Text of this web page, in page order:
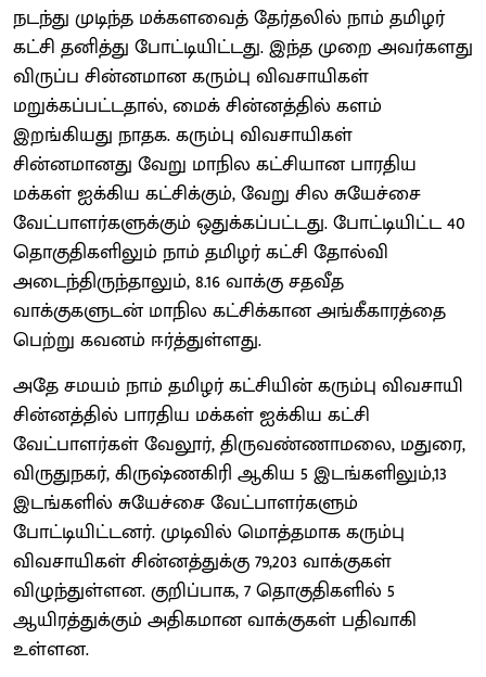
நடந்து முடிந்த மக்களவைத் தேர்தலில் நாம் தமிழர்
கட்சி தனித்து போட்டியிட்டது. இந்த முறை அவர்களது
விருப்ப சின்னமான கரும்பு விவசாயிகள்
மறுக்கப்பட்டதால், மைக் சின்னத்தில் களம்
இறங்கியது நாதக. கரும்பு விவசாயிகள்
சின்னமானது வேறு மாநில கட்சியான பாரதிய
மக்கள் ஐக்கிய கட்சிக்கும், வேறு சில சுயேச்சை
வேட்பாளர்களுக்கும் ஒதுக்கப்பட்டது. போட்டியிட்ட 40
தொகுதிகளிலும் நாம் தமிழர் கட்சி தோல்வி
அடைந்திருந்தாலும், 8.16 வாக்கு சதவீத
வாக்குகளுடன் மாநில கட்சிக்கான அங்கீகாரத்தை
பெற்று கவனம் ஈர்த்துள்ளது.
அதே சமயம் நாம் தமிழர் கட்சியின் கரும்பு விவசாயி
சின்னத்தில் பாரதிய மக்கள் ஐக்கிய கட்சி
வேட்பாளர்கள் வேலூர், திருவண்ணாமலை, மதுரை,
விருதுநகர், கிருஷ்ணகிரி ஆகிய 5 இடங்களிலும்,13
இடங்களில் சுயேச்சை வேட்பாளர்களும்
போட்டியிட்டனர். முடிவில் மொத்தமாக கரும்பு
விவசாயிகள் சின்னத்துக்கு 79,203 வாக்குகள்
விழுந்துள்ளன. குறிப்பாக, 7 தொகுதிகளில் 5
ஆயிரத்துக்கும் அதிகமான வாக்குகள் பதிவாகி
உள்ளன.